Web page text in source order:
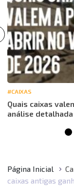
#CAIXAS
Quais caixas
análise detalhada
Página Inicial
caixas antigas